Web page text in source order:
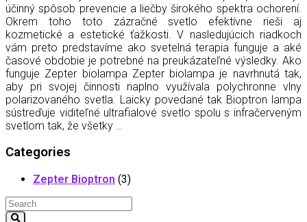
účinný spôsob prevencie a liečby širokého spektra ochorení.
Okrem toho toto zázračné svetlo efektívne rieši aj
kozmetické a estetické ťažkosti. V nasledujúcich riadkoch
vám preto predstavíme ako svetelná terapia funguje a aké
časové obdobie je potrebné na preukázateľné výsledky. Ako
funguje Zepter biolampa Zepter biolampa je navrhnutá tak,
aby pri svojej činnosti naplno využívala polychronne vlny
polarizovaného svetla. Laicky povedané tak Bioptron lampa
sústreďuje viditeľné ultrafialové svetlo spolu s infračerveným
svetlom tak, že všetky …
Categories
Zepter Bioptron (3)